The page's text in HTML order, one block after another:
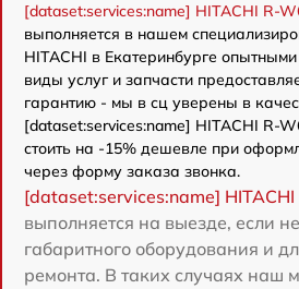
[dataset:services:name] HITACHI R-
выполняется в нашем
HITACHI в Екатеринбурге
виды услуг и запчасти
гарантию - мы в сц уверены в
[dataset:services:name] HITACHI R-
стоить на -15% дешевле при
через форму заказа звонка.
[dataset:services:name]
выполняется на выезде, если
габаритного оборудования и
ремонта. В таких случаях наш